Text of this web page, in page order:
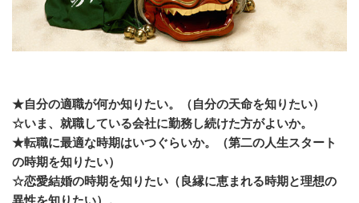
★自分の適職が何か知りたい。（自分の天命を知りたい）
☆いま、就職している会社に勤務し続けた方がよいか。
★転職に最適な時期はいつぐらいか。（第二の人生スタート
の時期を知りたい）
☆恋愛結婚の時期を知りたい（良縁に恵まれる時期と理想の
異性を知りたい）。